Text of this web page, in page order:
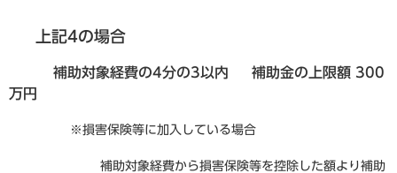
上記4の場合
補助対象経費の4分の3以内 補助金の上限額 300
万円
※損害保険等に加入している場合
補助対象経費から損害保険等を控除した額より補助